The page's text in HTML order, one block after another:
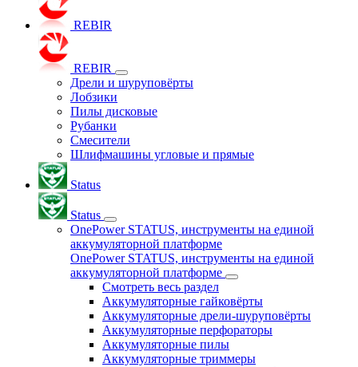
REBIR
REBIR
Дрели и шуруповёрты
Лобзики
Пилы дисковые
Рубанки
Смесители
Шлифмашины угловые и прямые
Status
Status
OnePower STATUS, инструменты на единой
аккумуляторной платформе
OnePower STATUS, инструменты на единой
аккумуляторной платформе
Смотреть весь раздел
Аккумуляторные гайковёрты
Аккумуляторные дрели-шуруповёрты
Аккумуляторные перфораторы
Аккумуляторные пилы
Аккумуляторные триммеры